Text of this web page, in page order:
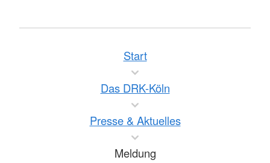
Start
Das DRK-Köln
Presse & Aktuelles
Meldung